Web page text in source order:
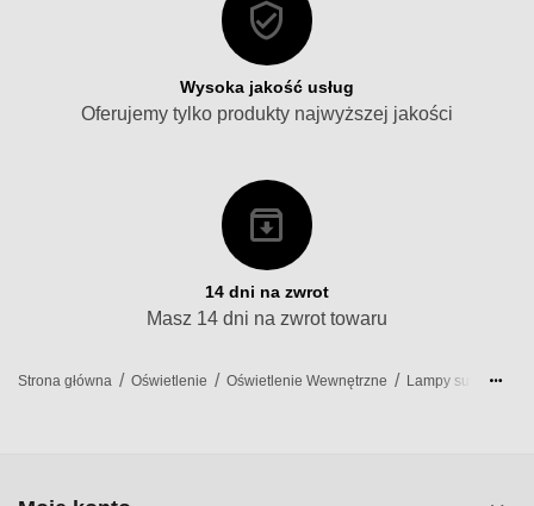
Wysoka jakość usług
Oferujemy tylko produkty najwyższej jakości
14 dni na zwrot
Masz 14 dni na zwrot towaru
Strona główna / Oświetlenie / Oświetlenie Wewnętrzne / Lampy sufitowe